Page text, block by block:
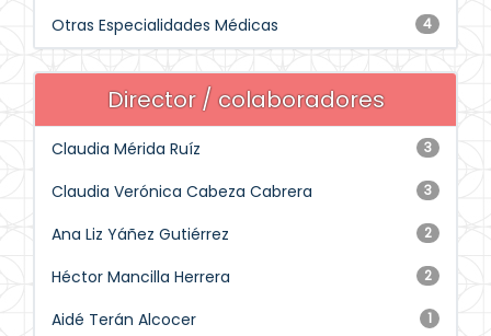
4
Otras Especialidades Médicas
Director / colaboradores
3
Claudia Mérida Ruíz
3
Claudia Verónica Cabeza Cabrera
2
Ana Liz Yáñez Gutiérrez
2
Héctor Mancilla Herrera
1
Aidé Terán Alcocer